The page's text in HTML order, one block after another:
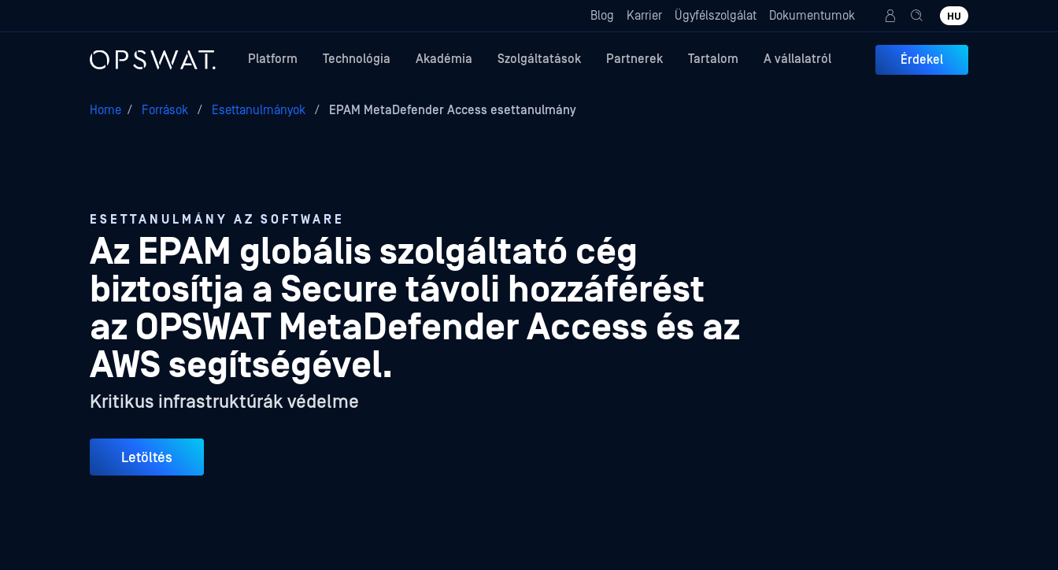
Blog Karrier Ügyfélszolgálat Dokumentumok HU
Platform Technológia Akadémia Szolgáltatások Partnerek Tartalom A vállalatról Érdekel
Home / Források / Esettanulmányok / EPAM MetaDefender Access esettanulmány
ESETTANULMÁNY AZ SOFTWARE
Az EPAM globális szolgáltató cég
biztosítja a Secure távoli hozzáférést
az OPSWAT MetaDefender Access és az
AWS segítségével.
Kritikus infrastruktúrák védelme
Letöltés